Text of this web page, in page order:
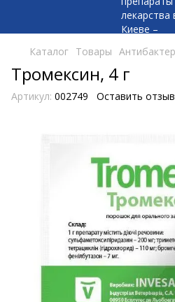
Каталог Товары
Тромексин, 4 г
Артикул: 002749 Оставить отзыв